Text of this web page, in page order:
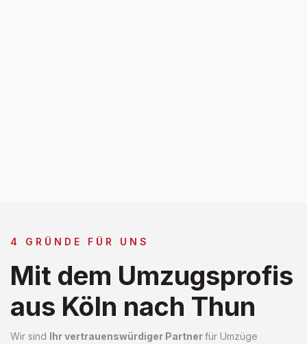
4 GRÜNDE FÜR UNS
Mit dem Umzugsprofis
aus Köln nach Thun
Wir sind Ihr vertrauenswürdiger Partnerfür Umzüge